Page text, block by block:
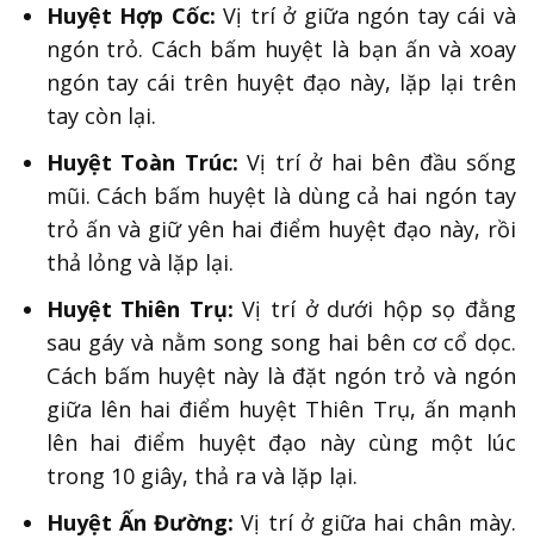
Huyệt Hợp Cốc: Vị trí ở giữa ngón tay cái và
ngón trỏ. Cách bấm huyệt là bạn ấn và xoay
ngón tay cái trên huyệt đạo này, lặp lại trên
tay còn lại.
Huyệt Toàn Trúc: Vị trí ở hai bên đầu sống
mũi. Cách bấm huyệt là dùng cả hai ngón tay
trỏ ấn và giữ yên hai điểm huyệt đạo này, rồi
thả lỏng và lặp lại.
Huyệt Thiên Trụ:Vị trí ở dưới hộp sọ đằng
sau gáy và nằm song song hai bên cơ cổ dọc.
Cách bấm huyệt này là đặt ngón trỏ và ngón
giữa lên hai điểm huyệt Thiên Trụ, ấn mạnh
lên hai điểm huyệt đạo này cùng một lúc
trong 10 giây, thả ra và lặp lại.
Huyệt Ấn Đường:Vị trí ở giữa hai chân mày.